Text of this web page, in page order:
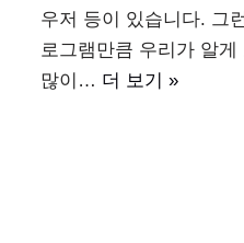
우저 등이 있습니다. 그
로그램만큼 우리가 알게
많이… 더 보기 »